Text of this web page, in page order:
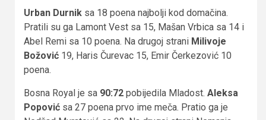
Urban Durnik sa 18 poena najbolji kod domačina.
Pratili su ga Lamont Vest sa 15, Mašan Vrbica sa 14 i
Abel Remi sa 10 poena. Na drugoj strani Milivoje
Božović 19, Haris Čurevac 15, Emir Čerkezović 10
poena.
Bosna Royal je sa 90:72 pobijedila Mladost. Aleksa
Popović sa 27 poena prvo ime meča. Pratio ga je